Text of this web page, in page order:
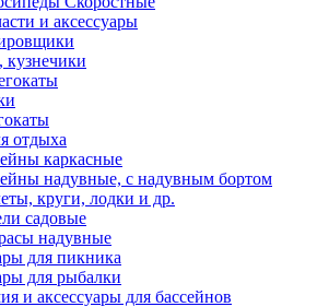
и аксессуары
отдыха
каркасные
надувные, с надувным бортом
круги, лодки и др.
садовые
надувные
для пикника
для рыбалки
и аксессуары для бассейнов